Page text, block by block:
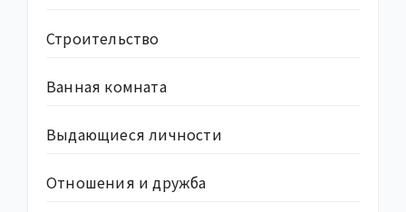
Строительство
Ванная комната
Выдающиеся личности
Отношения и дружба